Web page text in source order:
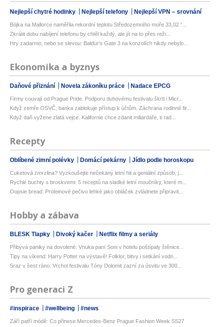
Nejlepší chytré hodinky Nejlepší telefony Nejlepší VPN – srovnání
Bójka na Mallorce naměřila rekordní teplotu Středozemního moře 33,02 °...
Zkrátit dobu nabíjení telefonu by chtěl každý, ale jít na to přes reži...
Hry zadarmo, nebo se slevou: Baldur's Gate 3 na konzolích nikdy nebylo...
Ekonomika a byznys
Daňové přiznání Novela zákoníku práce Nadace EPCG
Firmy couvají od Prague Pride. Podporu duhovému festivalu škrtl i Micr...
Když zemře OSVČ, banka zablokuje přístup k účtům. Záchrana rodinné fir...
Když daň vyžene zlatá vejce. Kalifornie chce zdanit miliardáře, ti rad...
Recepty
Oblíbené zimní polévky Domácí pekárny Jídlo podle horoskopu
Cuketová zmrzlina? Vyzkoušejte nečekaný letní hit a geniální způsob, j...
Rychlé buchty s broskvemi: 5 receptů na sladké letní moučníky, které m...
Oopsie bread: Proteinové pečivo lehké jako obláček zvládnete připravit...
Hobby a zábava
BLESK Tlapky Divoký kačer Netflix filmy a seriály
Přibývá paniky na dovolené: Vnuka paní Soni v hotelu poštípaly štěnice...
Tipy na víkend: Harry Potter na výstavě! Folklor, bitvy i setkání vodn...
Sraz v šest ráno. Vrchol festivalu Tóny Dolomit zazní za úsvitu ve 300...
Pro generaci Z
#inspirace #wellbeing #news
Září patří módě: Co přinese Mercedes-Benz Prague Fashion Week SS27